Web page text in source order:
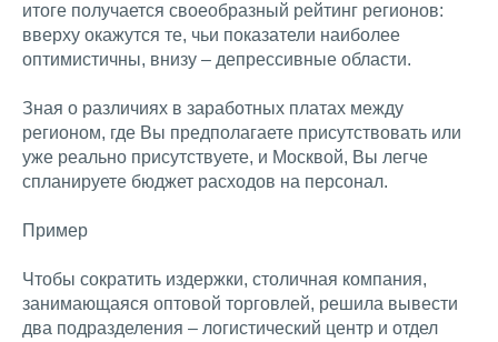
итоге получается своеобразный рейтинг регионов:
вверху окажутся те, чьи показатели наиболее
оптимистичны, внизу – депрессивные области.
Зная о различиях в заработных платах между
регионом, где Вы предполагаете присутствовать или
уже реально присутствуете, и Москвой, Вы легче
спланируете бюджет расходов на персонал.
Пример
Чтобы сократить издержки, столичная компания,
занимающаяся оптовой торговлей, решила вывести
два подразделения – логистический центр и отдел